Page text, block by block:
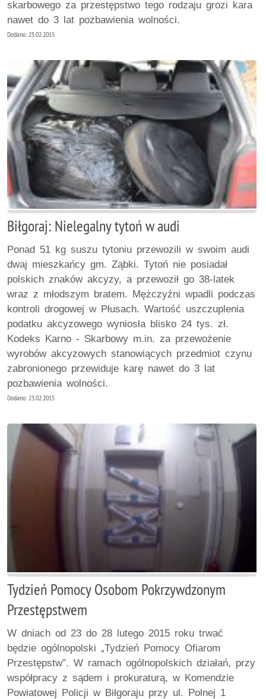
skarbowego za przestępstwo tego rodzaju grozi kara
nawet do 3 lat pozbawienia wolności.
Dodano: 25.02.2015
Biłgoraj: Nielegalny tytoń w audi
Ponad 51 kg suszu tytoniu przewozili w swoim audi
dwaj mieszkańcy gm. Ząbki. Tytoń nie posiadał
polskich znaków akcyzy, a przewoził go 38-latek
wraz z młodszym bratem. Mężczyźni wpadli podczas
kontroli drogowej w Płusach. Wartość uszczuplenia
podatku akcyzowego wyniosła blisko 24 tys. zł.
Kodeks Karno - Skarbowy m.in. za przewożenie
wyrobów akcyzowych stanowiących przedmiot czynu
zabronionego przewiduje karę nawet do 3 lat
pozbawienia wolności.
Dodano: 23.02.2015
Tydzień Pomocy Osobom Pokrzywdzonym
Przestępstwem
W dniach od 23 do 28 lutego 2015 roku trwać
będzie ogólnopolski „Tydzień Pomocy Ofiarom
Przestępstw”. W ramach ogólnopolskich działań, przy
współpracy z sądem i prokuraturą, w Komendzie
Powiatowej Policji w Biłgoraju przy ul. Polnej 1